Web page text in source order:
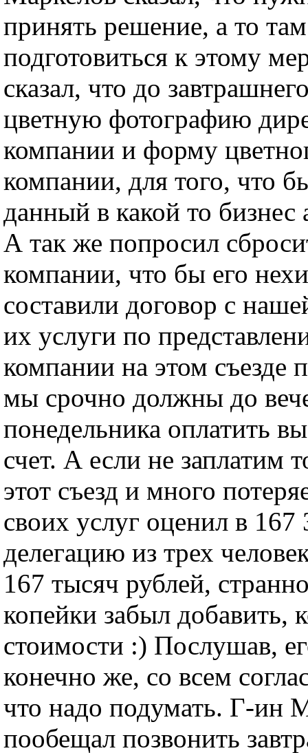
принять решение, а то
подготовиться к этому
сказал, что до
цветную фотографию
компании и форму
компании, для того, что
данный в какой то бизнес
А так же попросил
компании, что бы его
составили договор с
их услуги по
компании на этом съезде
мы срочно должны до
понедельника оплатить
счет. А если не заплатим
этот съезд и много
своих услуг оценил в 167
делегацию из трех
167 тысяч рублей,
копейки забыл добавить,
стоимости :) Послушав,
конечно же, со всем
что надо подумать. Г-ин
пообещал позвонить